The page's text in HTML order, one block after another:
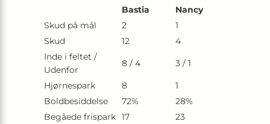
Bastia
Nancy
Skud på mål
2
1
Skud
12
4
Inde i feltet /
Udenfor
8 / 4 3 / 1
Hjørnespark 8
1
Boldbesiddelse
72%
28%
Begåede frispark 17
23